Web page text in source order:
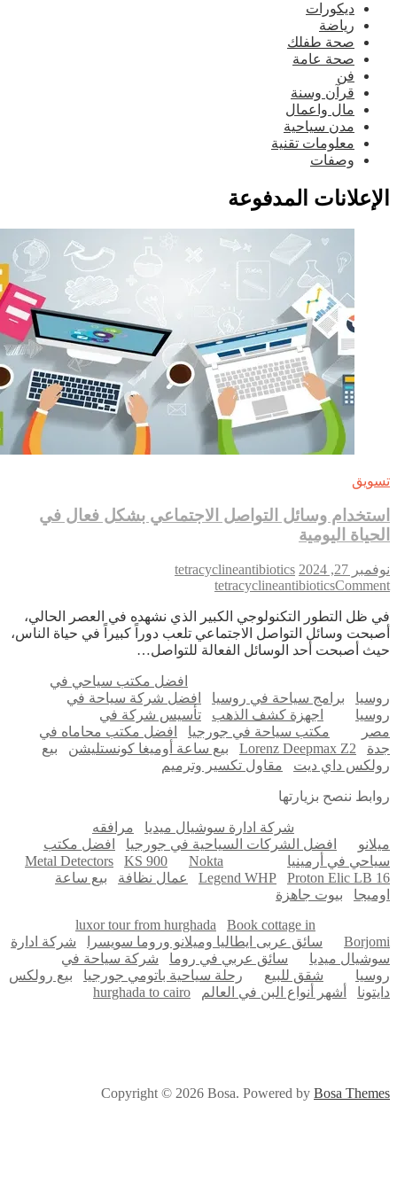
ديكورات
رياضة
صحة طفلك
صحة عامة
فن
قرآن وسنة
مال واعمال
مدن سياحية
معلومات تقنية
وصفات
المدفوعة
وسائل التواصل الاجتماعي بشكل فعال في
اليومية
27, 2024
tetracyclineantibiotics
tetracyclineantibiotics
on
وسائل
التواصل
الاجتماعي
في
الحياة
اليومية
ظل التطور التكنولوجي الكبير الذي نشهده في العصر الحالي،
وسائل التواصل الاجتماعي تلعب دوراً كبيراً في حياة الناس،
أصبحت أحد الوسائل الفعالة للتواصل…
افضل مكتب سياحي في
برامج سياحة في روسيا
افضل شركة سياحة في
اجهزة كشف الذهب
تأسيس شركة في
مكتب سياحة في جورجيا
افضل مكتب محاماه في
Lorenz Deepmax Z2 بيع ساعة أوميغا كونستليشن
بيع
داي ديت
مقاول تكسير وترميم
ننصح بزيارتها
شركة ادارة سوشيال ميديا
مرافقه
افضل الشركات السياحية في جورجيا
افضل مكتب
في أرمينيا
Metal Detectors KS 900
Nokta
Legend WHP
Proton Elic LB عمال نظافة
بيع ساعة
بيوت جاهزة
luxor tour from hurghada
Book cottage in
سائق عربى ايطاليا وميلانو وروما سويسرا
شركة ادارة
ميديا
سائق عربي في روما
شركة سياحة في
شقق للبيع رحلة سياحية باتومي جورجيا
بيع رولكس
أشهر أنواع البن في العالم hurghada to cairo
Copyright © 2026 Bosa. Powered byBosa